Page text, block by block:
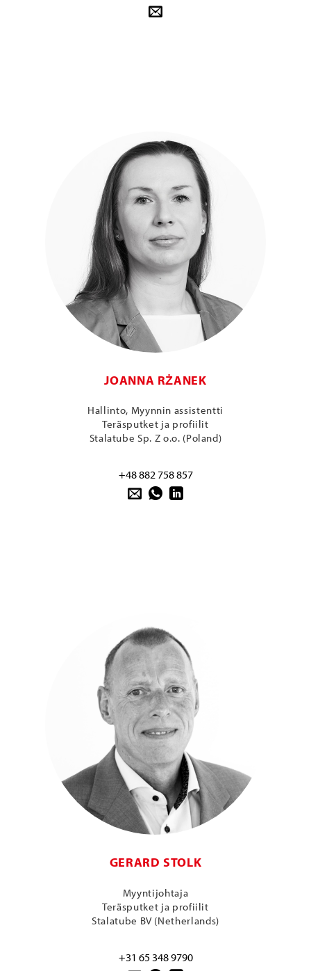
JOANNA RŻANEK
Hallinto, Myynnin assistentti
Teräsputket ja profiilit
Stalatube Sp. Z o.o. (Poland)
+48 882 758 857
GERARD STOLK
Myyntijohtaja
Teräsputket ja profiilit
Stalatube BV (Netherlands)
+31 65 348 9790